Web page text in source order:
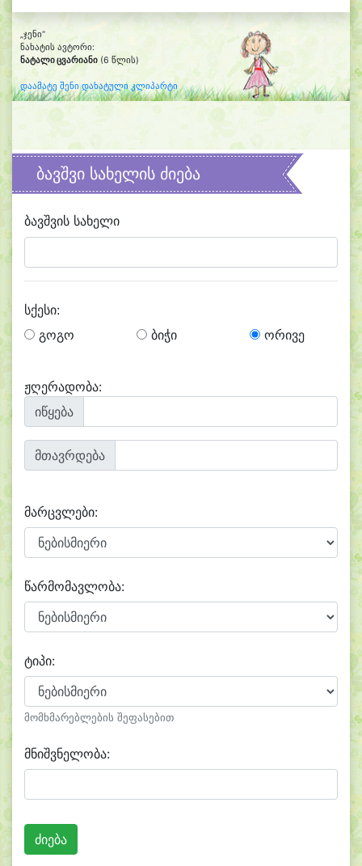
„ჯენი“
ნახატის ავტორი:
ნატალი ცვარიანი (6 წლის)
დაამატე შენი დახატული კლიპარტი
ბავშვი სახელის ძიება
ბავშვის სახელი
სქესი:
გოგო
ბიჭი ორივე
ჟღერადობა:
იწყება
მთავრდება
მარცვლები:
წარმომავლობა:
ტიპი:
მომხმარებლების შეფასებით
მნიშვნელობა: